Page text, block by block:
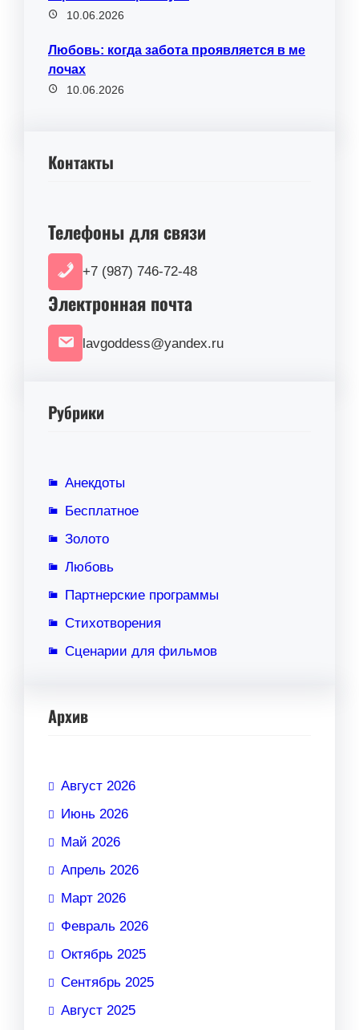
10.06.2026
Любовь: когда забота проявляется в ме
лочах
10.06.2026
Контакты
Телефоны для связи
+7 (987) 746-72-48
Электронная почта
lavgoddess@yandex.ru
Рубрики
Анекдоты
Бесплатное
Золото
Любовь
Партнерские программы
Стихотворения
Сценарии для фильмов
Архив
Август 2026
Июнь 2026
Май 2026
Апрель 2026
Март 2026
Февраль 2026
Октябрь 2025
Сентябрь 2025
Август 2025